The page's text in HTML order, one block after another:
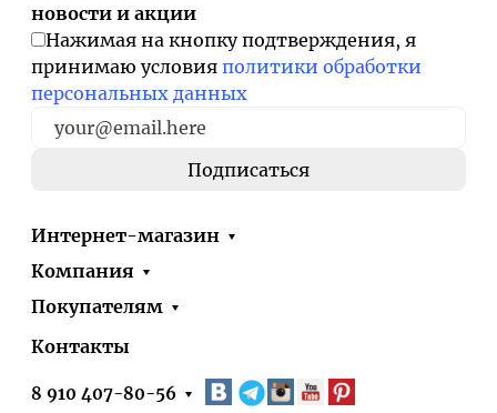
новости и акции
Нажимая на кнопку подтверждения, я
принимаю условия политики обработки
персональных данных
Интернет-магазин
Компания
Покупателям
Контакты
8 910 407-80-56